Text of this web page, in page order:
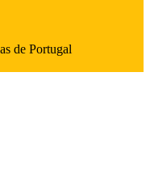
de Portugal